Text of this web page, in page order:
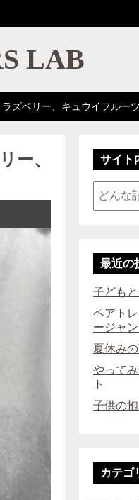
LAB
ズベリー、キュウイフルー
ー、
サイト
最近の
子ども
ペアト
ージャ
夏休み
やって
ト
子供の
カテゴ